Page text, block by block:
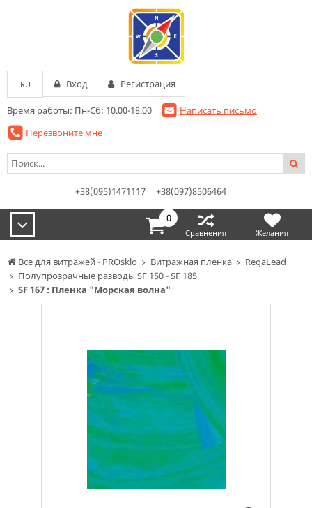
Все для витражей - PROsklo Витражная пленка
RegaLead
Полупрозрачные разводы SF 150 - SF 185
SF 167 : Пленка "Морская волна"
Время работы: Пн-Сб: 10.00-18.00
Написать письмо
Перезвоните мне
RU Вход Регистрация
+38(095)1471117 +38(097)8506464
0
Сравнения Желания